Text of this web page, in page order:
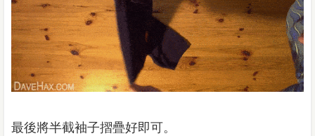
最後將半截袖子摺疊好即可。